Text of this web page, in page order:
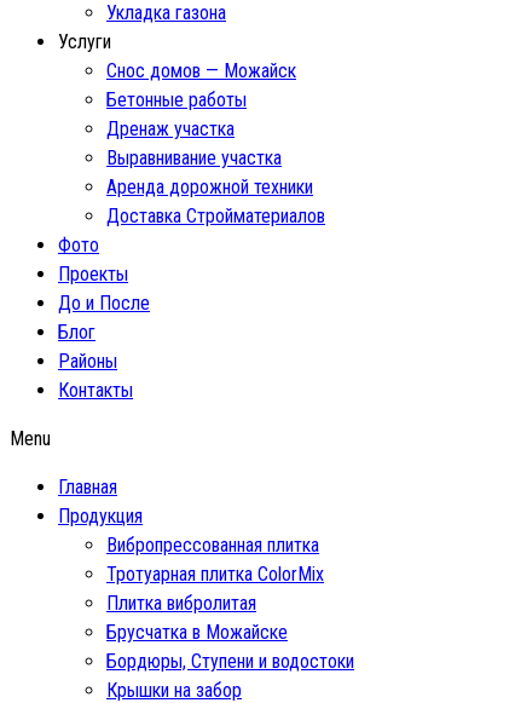
Укладка газона
Услуги
Снос домов — Можайск
Бетонные работы
Дренаж участка
Выравнивание участка
Аренда дорожной техники
Доставка Стройматериалов
Фото
Проекты
До и После
Блог
Районы
Контакты
Menu
Главная
Продукция
Вибропрессованная плитка
Тротуарная плитка ColorMix
Плитка вибролитая
Брусчатка в Можайске
Бордюры, Ступени и водостоки
Крышки на забор